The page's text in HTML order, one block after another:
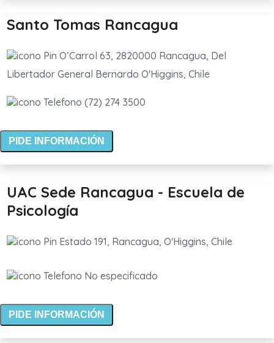
Santo Tomas Rancagua
O’Carrol 63, 2820000 Rancagua, Del
Libertador General Bernardo O'Higgins, Chile
(72) 274 3500
PIDE INFORMACIÓN
UAC Sede Rancagua - Escuela de
Psicología
Estado 191, Rancagua, O'Higgins, Chile
No especificado
PIDE INFORMACIÓN